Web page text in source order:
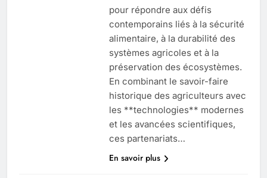
pour répondre aux défis
contemporains liés à la sécurité
alimentaire, à la durabilité des
systèmes agricoles et à la
préservation des écosystèmes.
En combinant le savoir-faire
historique des agriculteurs avec
les **technologies** modernes
et les avancées scientifiques,
ces partenariats…
En savoir plus